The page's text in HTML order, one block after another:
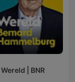
Wereld | BNR